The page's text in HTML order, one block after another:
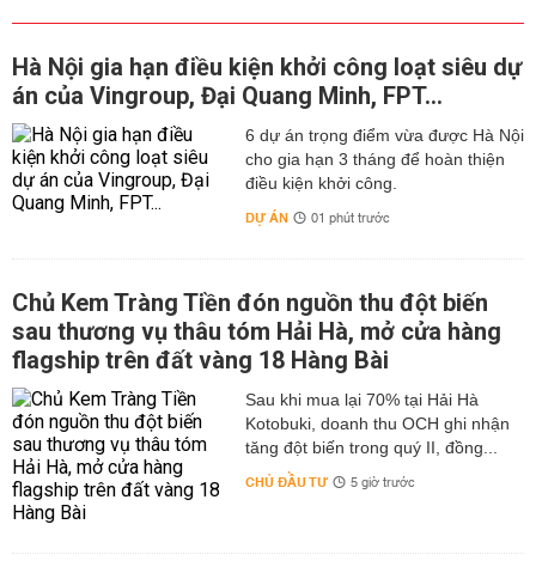
Hà Nội gia hạn điều kiện khởi công loạt siêu dự
án của Vingroup, Đại Quang Minh, FPT...
6 dự án trọng điểm vừa được Hà Nội
cho gia hạn 3 tháng để hoàn thiện
điều kiện khởi công.
DỰ ÁN 01 phút trước
Chủ Kem Tràng Tiền đón nguồn thu đột biến
sau thương vụ thâu tóm Hải Hà, mở cửa hàng
flagship trên đất vàng 18 Hàng Bài
Sau khi mua lại 70% tại Hải Hà
Kotobuki, doanh thu OCH ghi nhận
tăng đột biến trong quý II, đồng...
CHỦ ĐẦU TƯ 5 giờ trước